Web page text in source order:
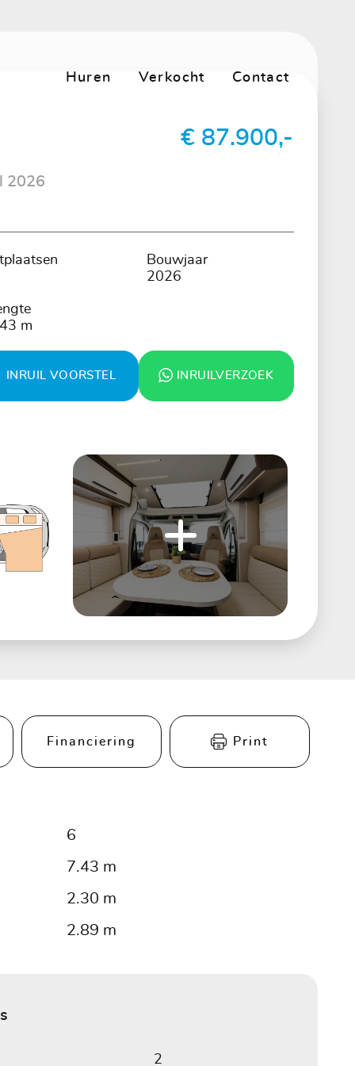
Huren Verkocht Contact
2026
€ 87.900,-
Bouwjaar
2026
m
INRUIL VOORSTEL INRUILVERZOEK
Financiering Print
6
7.43 m
2.30 m
2.89 m
2